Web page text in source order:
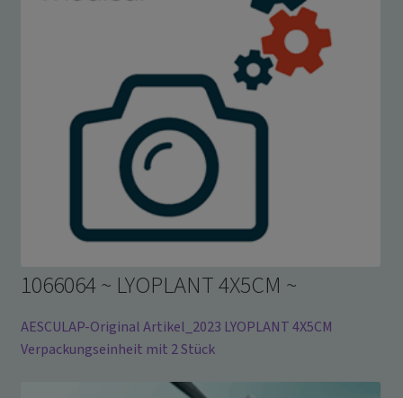
1066064 ~ LYOPLANT 4X5CM ~
AESCULAP-Original Artikel_2023 LYOPLANT 4X5CM
Verpackungseinheit mit 2 Stück